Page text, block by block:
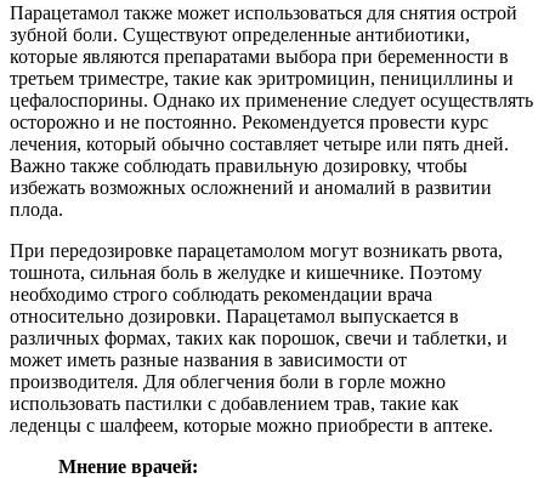
Парацетамол также может использоваться для снятия острой
зубной боли. Существуют определенные антибиотики,
которые являются препаратами выбора при беременности в
третьем триместре, такие как эритромицин, пенициллины и
цефалоспорины. Однако их применение следует осуществлять
осторожно и не постоянно. Рекомендуется провести курс
лечения, который обычно составляет четыре или пять дней.
Важно также соблюдать правильную дозировку, чтобы
избежать возможных осложнений и аномалий в развитии
плода.
При передозировке парацетамолом могут возникать рвота,
тошнота, сильная боль в желудке и кишечнике. Поэтому
необходимо строго соблюдать рекомендации врача
относительно дозировки. Парацетамол выпускается в
различных формах, таких как порошок, свечи и таблетки, и
может иметь разные названия в зависимости от
производителя. Для облегчения боли в горле можно
использовать пастилки с добавлением трав, такие как
леденцы с шалфеем, которые можно приобрести в аптеке.
Мнение врачей: